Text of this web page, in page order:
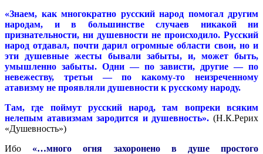
«Знаем, как многократно русский народ помогал другим
народам, и в большинстве случаев никакой ни
признательности, ни душевности не происходило. Русский
народ отдавал, почти дарил огромные области свои, но и
эти душевные жесты бывали забыты, и, может быть,
умышленно забыты. Одни — по зависти, другие — по
невежеству, третьи — по какому-то неизреченному
атавизму не проявляли душевности к русскому народу.
Там, где поймут русский народ, там вопреки всяким
нелепым атавизмам зародится и душевность». (Н.К.Рерих
«Душевность»)
Ибо «…много огня захоронено в душе простого